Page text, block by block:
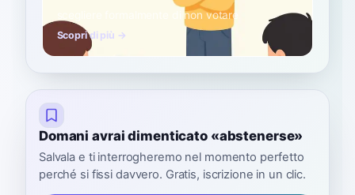
scegliere formalmente di non votare
Scopri di più →
Domani avrai dimenticato «abstenerse»
Salvala e ti interrogheremo nel momento perfetto
perché si fissi davvero. Gratis, iscrizione in un clic.